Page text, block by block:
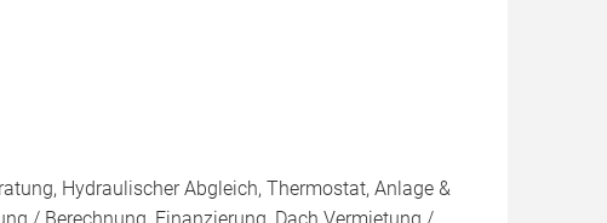
Hydraulischer Abgleich, Thermostat, Anlage &